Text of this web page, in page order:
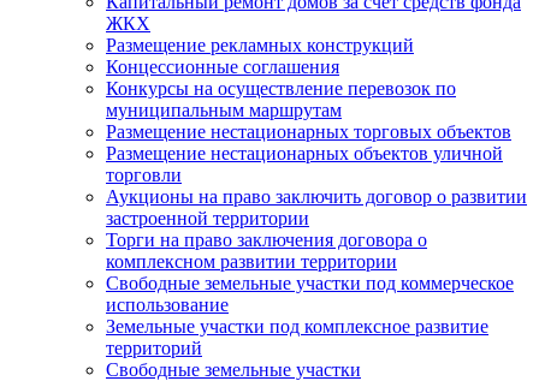
ЖКХ
Размещение рекламных конструкций
Концессионные соглашения
Конкурсы на осуществление перевозок по
муниципальным маршрутам
Размещение нестационарных торговых объектов
Размещение нестационарных объектов уличной
торговли
Аукционы на право заключить договор о развитии
застроенной территории
Торги на право заключения договора о
комплексном развитии территории
Свободные земельные участки под коммерческое
использование
Земельные участки под комплексное развитие
территорий
Свободные земельные участки